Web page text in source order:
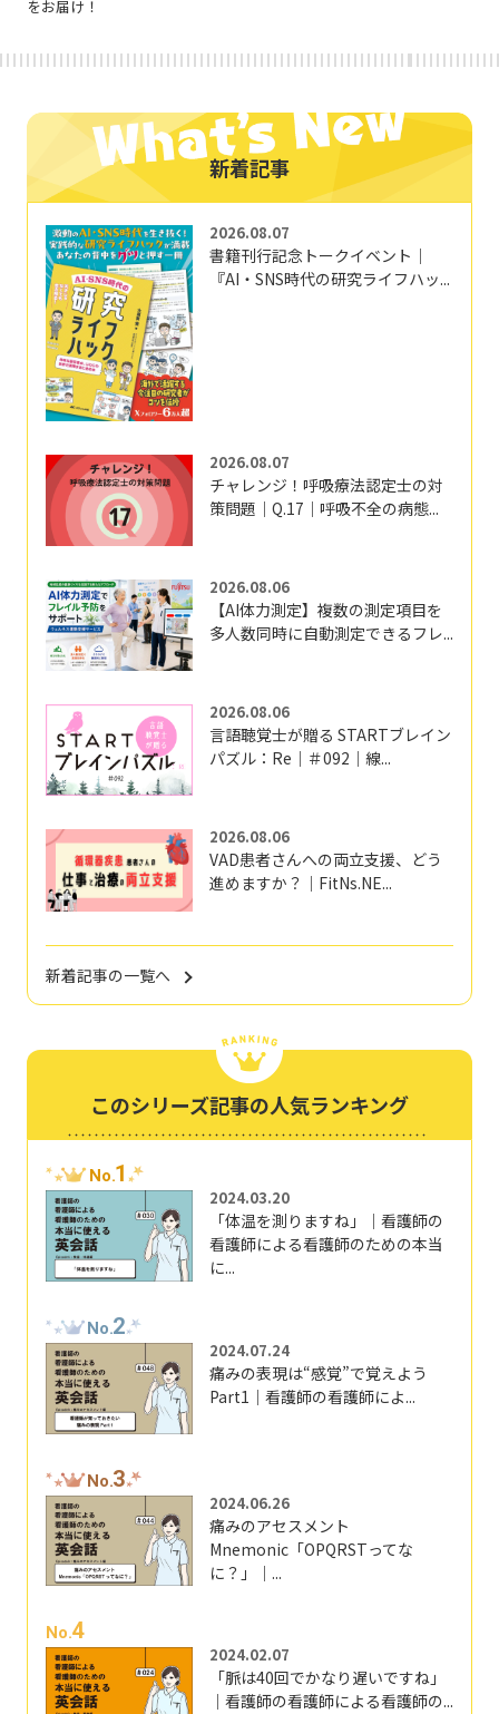
をお届け！
新着記事
2026.08.07
書籍刊行記念トークイベント｜
『AI・SNS時代の研究ライフハッ...
2026.08.07
チャレンジ！呼吸療法認定士の対
策問題｜Q.17｜呼吸不全の病態...
2026.08.06
【AI体力測定】複数の測定項目を
多人数同時に自動測定できるフレ...
2026.08.06
言語聴覚士が贈る STARTブレイン
パズル：Re｜＃092｜線...
2026.08.06
VAD患者さんへの両立支援、どう
進めますか？｜FitNs.NE...
新着記事の一覧へ
このシリーズ記事の人気ランキング
No.1
2024.03.20
「体温を測りますね」｜看護師の
看護師による看護師のための本当
に...
No.2
2024.07.24
痛みの表現は“感覚”で覚えよう
Part1｜看護師の看護師によ...
No.3
2024.06.26
痛みのアセスメント
Mnemonic「OPQRSTってな
に？」｜...
No.4
2024.02.07
「脈は40回でかなり遅いですね」
｜看護師の看護師による看護師の...